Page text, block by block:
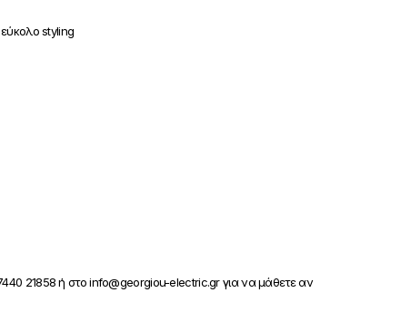
styling
21858 ή στο info@georgiou-electric.gr για να μάθετε αν